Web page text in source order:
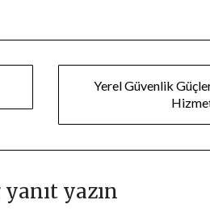
Yerel Güvenlik
yazın